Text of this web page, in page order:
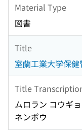
Material Type
図書
Title
室蘭工業大学保
Title
ムロラン コウギ
ネンポウ